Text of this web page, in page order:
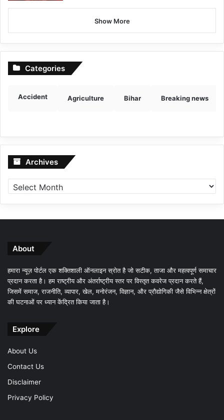
Show More
Categories
Accident Agriculture Bihar Breaking news
Archives Archives
About
हमारा न्यूज़ पोर्टल एक शक्तिशाली ऑनलाइन स्रोत है जो सटीक, ताजा और महत्वपूर्ण समाचार
प्रदान करता है। हम राष्ट्रीय और अंतर्राष्ट्रीय स्तर पर विस्तृत कवरेज प्रदान करते हैं,
जिसमें समाज, राजनीति, व्यापार, खेल, मनोरंजन, विज्ञान, और प्रौद्योगिकी जैसे विभिन्न क्षेत्रों
की घटनाओं पर ध्यान केंद्रित किया जाता है।
Explore
About Us
Contact Us
Disclaimer
Privacy Policy